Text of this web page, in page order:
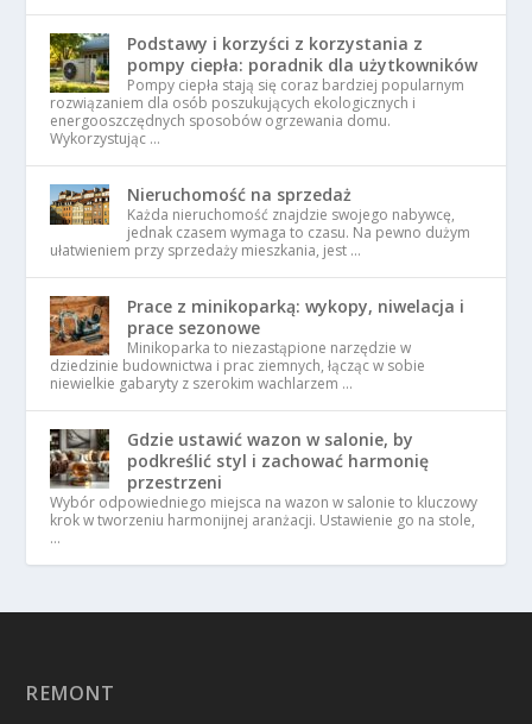
Podstawy i korzyści z korzystania z
pompy ciepła: poradnik dla użytkowników
Pompy ciepła stają się coraz bardziej popularnym
rozwiązaniem dla osób poszukujących ekologicznych i
energooszczędnych sposobów ogrzewania domu.
Wykorzystując …
Nieruchomość na sprzedaż
Każda nieruchomość znajdzie swojego nabywcę,
jednak czasem wymaga to czasu. Na pewno dużym
ułatwieniem przy sprzedaży mieszkania, jest …
Prace z minikoparką: wykopy, niwelacja i
prace sezonowe
Minikoparka to niezastąpione narzędzie w
dziedzinie budownictwa i prac ziemnych, łącząc w sobie
niewielkie gabaryty z szerokim wachlarzem …
Gdzie ustawić wazon w salonie, by
podkreślić styl i zachować harmonię
przestrzeni
Wybór odpowiedniego miejsca na wazon w salonie to kluczowy
krok w tworzeniu harmonijnej aranżacji. Ustawienie go na stole,
…
REMONT